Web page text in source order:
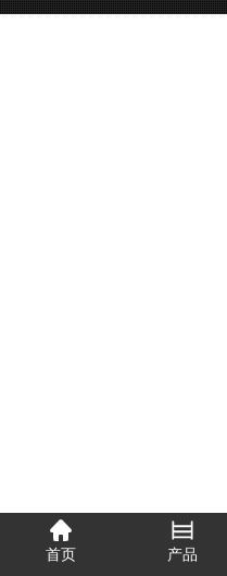
首页 产品